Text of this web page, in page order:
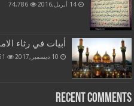
14 أبريل,2016 74,786
أبيات في رثاء
10 ديسمبر,2017
Recent Comments